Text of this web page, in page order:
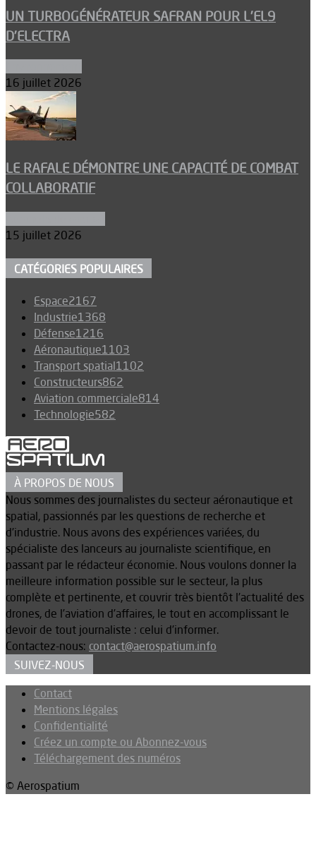
UN TURBOGÉNÉRATEUR SAFRAN POUR L’EL9
D’ELECTRA
16 juillet 2026
LE RAFALE DÉMONTRE UNE CAPACITÉ DE COMBAT
COLLABORATIF
15 juillet 2026
CATÉGORIES POPULAIRES
Espace2167
Industrie1368
Défense1216
Aéronautique1103
Transport spatial1102
Constructeurs862
Aviation commerciale814
Technologie582
À PROPOS DE NOUS
Nous sommes des journalistes du secteur aéronautique et
spatial, passionnés par les questions de recherche et
d’industrie. Nous avons des expériences variées, du
spécialiste des lanceurs au journaliste scientifique, en
passant par le rédacteur économie. Nous voulons donner la
meilleure information possible sur le secteur, la plus
complète et pertinente, et couvrir très bientôt l’actualité des
drones, de l’aviation d’affaires, le tout en accomplissant le
devoir de tout journaliste : celui d’informer.
Contactez-nous: contact@aerospatium.info
SUIVEZ-NOUS
Contact
Mentions légales
Confidentialité
Créez un compte ou Abonnez-vous
Téléchargement des numéros
© Aerospatium